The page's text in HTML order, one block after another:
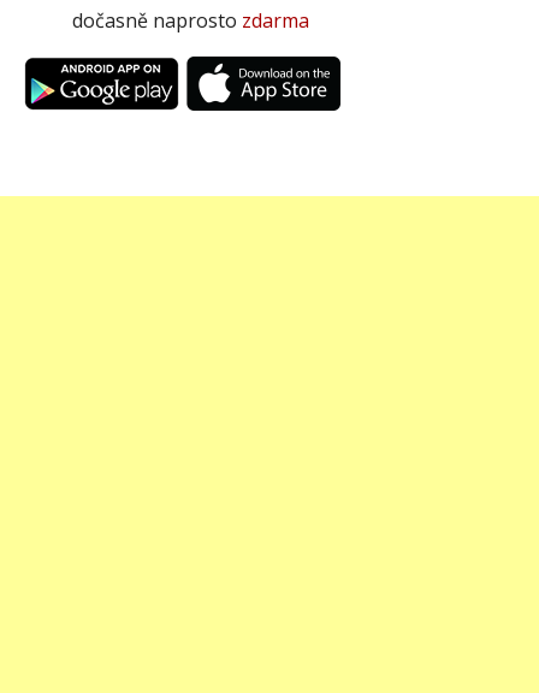
dočasně naprosto zdarma